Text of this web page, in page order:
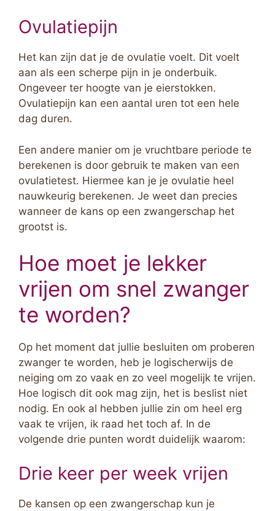
Ovulatiepijn
Het kan zijn dat je de ovulatie voelt. Dit voelt
aan als een scherpe pijn in je onderbuik.
Ongeveer ter hoogte van je eierstokken.
Ovulatiepijn kan een aantal uren tot een hele
dag duren.
Een andere manier om je vruchtbare periode te
berekenen is door gebruik te maken van een
ovulatietest. Hiermee kan je je ovulatie heel
nauwkeurig berekenen. Je weet dan precies
wanneer de kans op een zwangerschap het
grootst is.
Hoe moet je lekker
vrijen om snel zwanger
te worden?
Op het moment dat jullie besluiten om proberen
zwanger te worden, heb je logischerwijs de
neiging om zo vaak en zo veel mogelijk te vrijen.
Hoe logisch dit ook mag zijn, het is beslist niet
nodig. En ook al hebben jullie zin om heel erg
vaak te vrijen, ik raad het toch af. In de
volgende drie punten wordt duidelijk waarom:
Drie keer per week vrijen
De kansen op een zwangerschap kun je